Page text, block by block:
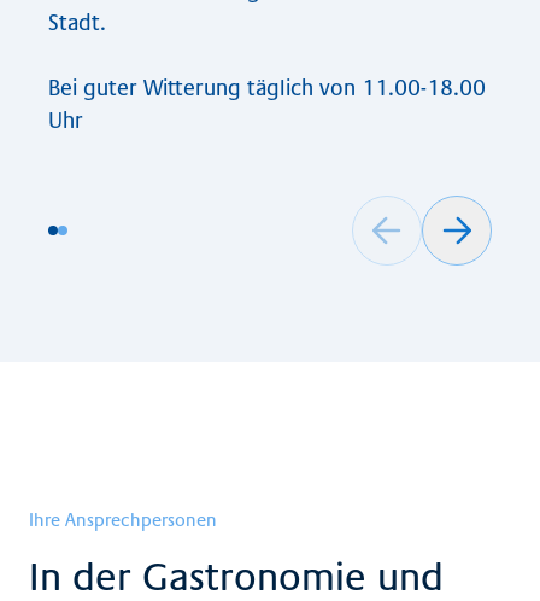
Stadt.
Bei guter Witterung täglich von 11.00-18.00
Uhr
Ihre Ansprechpersonen
In der Gastronomie und